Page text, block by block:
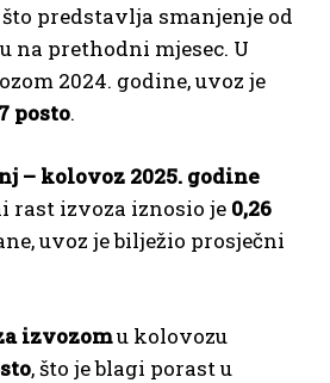
što predstavlja smanjenje od
na prethodni mjesec. U
2024. godine, uvoz je
posto.
– kolovoz 2025. godine
rast izvoza iznosio je 0,26
uvoz je bilježio prosječni
izvozomu kolovozu
, što je blagi porast u